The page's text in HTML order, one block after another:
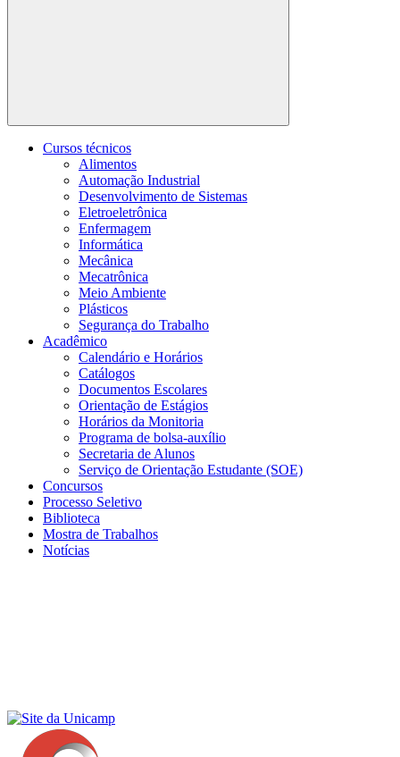
Buscar
Cursos técnicos
Alimentos
Automação Industrial
Desenvolvimento de Sistemas
Eletroeletrônica
Enfermagem
Informática
Mecânica
Mecatrônica
Meio Ambiente
Plásticos
Segurança do Trabalho
Acadêmico
Calendário e Horários
Catálogos
Documentos Escolares
Orientação de Estágios
Horários da Monitoria
Programa de bolsa-auxílio
Secretaria de Alunos
Serviço de Orientação Estudante (SOE)
Concursos
Processo Seletivo
Biblioteca
Mostra de Trabalhos
Notícias